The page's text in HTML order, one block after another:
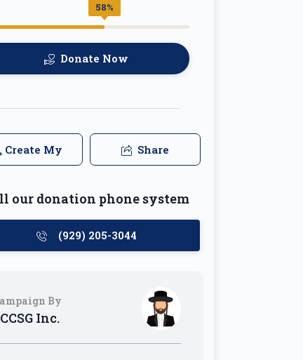
58%
Donate Now
Create My
Team
Share
our donation phone system
(929) 205-3044
By
Inc.